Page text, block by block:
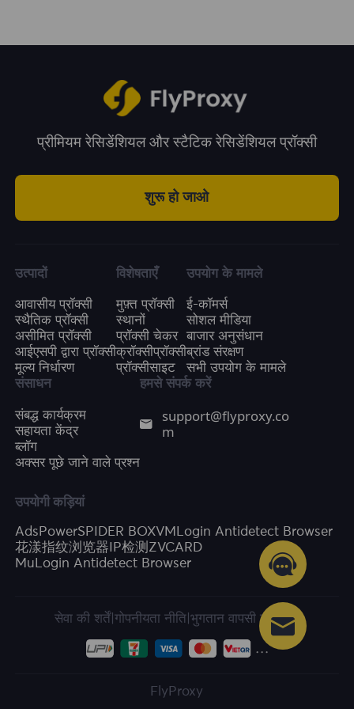
प्रीमियम रेसिडेंशियल और स्टैटिक रेसिडेंशियल प्रॉक्सी
शुरू हो जाओ
उत्पादों
आवासीय प्रॉक्सी
स्थैतिक प्रॉक्सी
असीमित प्रॉक्सी
आईएसपी द्वारा प्रॉक्सी
मूल्य निर्धारण
विशेषताएँ
मुफ़्त प्रॉक्सी
स्थानों
प्रॉक्सी चेकर
क्रॉक्सीप्रॉक्सी
प्रॉक्सीसाइट
उपयोग के मामले
ई-कॉमर्स
सोशल मीडिया
बाजार अनुसंधान
ब्रांड संरक्षण
सभी उपयोग के मामले
संसाधन
संबद्ध कार्यक्रम
सहायता केंद्र
ब्लॉग
अक्सर पूछे जाने वाले प्रश्न
हमसे संपर्क करें
support@flyproxy.co
m
उपयोगी कड़ियां
AdsPowerSPIDER BOXVMLogin Antidetect Browser
花漾指纹浏览器 IP检测 ZVCARD
MuLogin Antidetect Browser
FlyProxy
सेवा की शर्तें| गोपनीयता नीति| भुगतान वापसी की नीति